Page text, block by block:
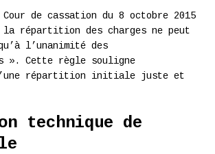
de cassation du 8 octobre 2015
la répartition des charges ne peut
l’unanimité des
». Cette règle souligne
répartition initiale juste et
technique de